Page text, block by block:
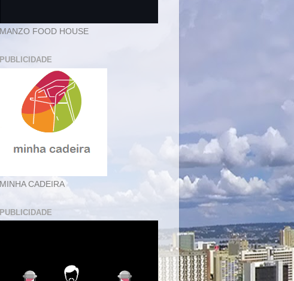
MANZO FOOD HOUSE
PUBLICIDADE
MINHA CADEIRA
PUBLICIDADE